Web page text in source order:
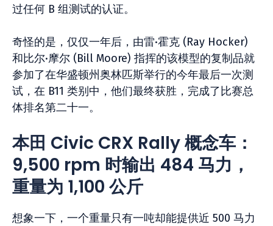
过任何 B 组测试的认证。
奇怪的是，仅仅一年后，由雷·霍克 (Ray Hocker)
和比尔·摩尔 (Bill Moore) 指挥的该模型的复制品就
参加了在华盛顿州奥林匹斯举行的今年最后一次测
试，在 B11 类别中，他们最终获胜，完成了比赛总
体排名第二十一。
本田 Civic CRX Rally 概念车：
9,500 rpm 时输出 484 马力，
重量为 1,100 公斤
想象一下，一个重量只有一吨却能提供近 500 马力